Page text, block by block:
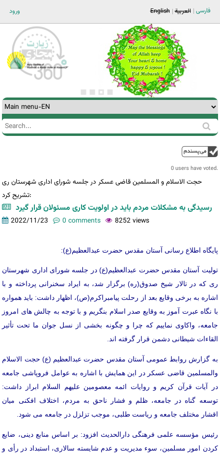
ورود فارسی العربية English
Search
Search
0 users have voted.
حجت الاسلام و المسلمین قاضی عسکر در جلسه شورای اداری شهرستان ری
تشریح کرد:
رسیدگی به مشکلات مردم باید در اولویت کاری مسئولان قرار گیرد
2022/11/23 0 comments 8252 views
پایگاه اطلاع رسانی آستان مقدس حضرت عبدالعظیم(ع):
تولیت آستان مقدس حضرت عبدالعظیم(ع) در جلسه شورای اداری شهرستان
ری که در تالار شیخ صدوق(ره) برگزار شد، به ایراد سخنرانی پرداخته و با
اشاره به برخی وقایع بعد از رحلت پیامبراکرم(ص)، اظهار داشت: باید همواره
با نگاه عبرت آموز به وقایع صدر اسلام بنگریم و با توجه به چالش های امروز
جامعه، واکاوی نماییم که چرا و چگونه بخشی از نسل جوان ما تحت تأثیر
القاءات شیطانی دشمن قرار گرفته اند.
به گزارش روابط عمومی آستان مقدس حضرت عبدالعظیم (ع) حجت الاسلام
والمسلمین قاضی عسکر در این همایش با اشاره به عوامل فروپاشی جامعه
در آیات قرآن کریم و روایات ائمه معصومین علیهم السلام ابراز داشت:
توسعه گناه در جامعه، ظلم و فشار ناحق به مردم، اختلاف افکنی میان
اقشار مختلف جامعه و ریاست طلبی، موجب تزلزل در جامعه می شود.
رئیس مؤسسه علمی فرهنگی دارالحدیث افزود: بر اساس منابع دینی، ضایع
کردن امور مسلمین، سوء مدیریت و عدم شایسته سالاری، استبداد در رأی و